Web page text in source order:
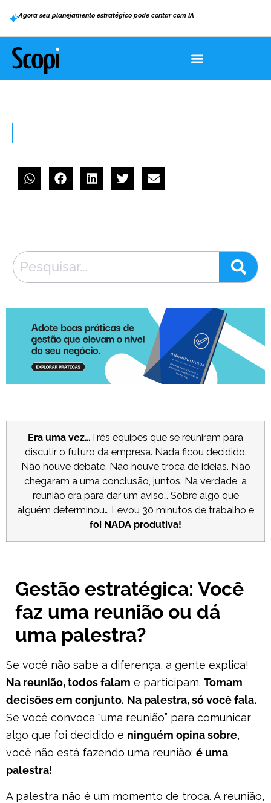
Agora seu planejamento estratégico pode contar com IA
Era uma vez…Três equipes que se reuniram para
discutir o futuro da empresa. Nada ficou decidido.
Não houve debate. Não houve troca de ideias. Não
chegaram a uma conclusão, juntos. Na verdade, a
reunião era para dar um aviso… Sobre algo que
alguém determinou… Levou 30 minutos de trabalho e
foi NADA produtiva!
Gestão estratégica: Você
faz uma reunião ou dá
uma palestra?
Se você não sabe a diferença, a gente explica!
Na reunião, todos falam e participam. Tomam
decisões em conjunto. Na palestra, só você fala.
Se você convoca “uma reunião” para comunicar
algo que foi decidido e ninguém opina sobre,
você não está fazendo uma reunião: é uma
palestra!
A palestra não é um momento de troca. A reunião,